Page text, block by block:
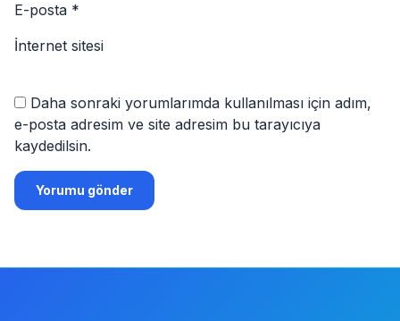
E-posta *
İnternet sitesi
Daha sonraki yorumlarımda kullanılması için adım,
e-posta adresim ve site adresim bu tarayıcıya
kaydedilsin.